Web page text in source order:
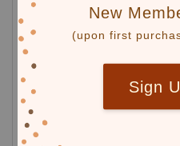
New
(upon first
Sign